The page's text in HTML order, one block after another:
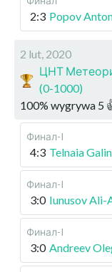
2:3 Popov
2 lut, 2020
ЦНТ
(0-1000)
100% wygrywa 5
Финал-I
4:3 Telnaia
Финал-I
3:0 Iunusov Ali-
Финал-I
3:0 Andreev